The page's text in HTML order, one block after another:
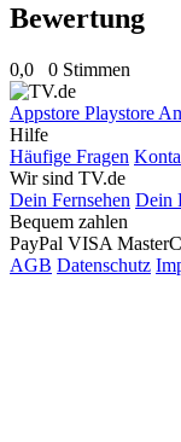
Bewertung
0,0 0 Stimmen
Appstore Playstore
Hilfe
Häufige Fragen
Wir sind TV.de
Dein Fernsehen Dein
Bequem zahlen
PayPal VISA
AGB Datenschutz